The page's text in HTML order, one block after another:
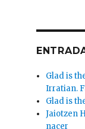
Glad is
Irratian.
Glad is
Jaiotzen
nacer